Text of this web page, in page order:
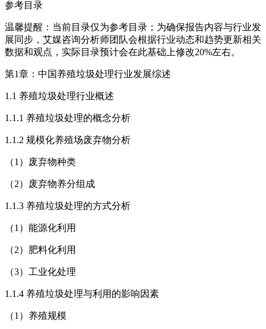
参考目录
温馨提醒：当前目录仅为参考目录；为确保报告内容与行业发
展同步，艾媒咨询分析师团队会根据行业动态和趋势更新相关
数据和观点，实际目录预计会在此基础上修改20%左右。
第1章：中国养殖垃圾处理行业发展综述
1.1 养殖垃圾处理行业概述
1.1.1 养殖垃圾处理的概念分析
1.1.2 规模化养殖场废弃物分析
（1）废弃物种类
（2）废弃物养分组成
1.1.3 养殖垃圾处理的方式分析
（1）能源化利用
（2）肥料化利用
（3）工业化处理
1.1.4 养殖垃圾处理与利用的影响因素
（1）养殖规模